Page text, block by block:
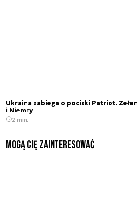
Ukraina zabiega o pociski Patriot.
i Niemcy
2 min.
Mogą Cię zainteresować